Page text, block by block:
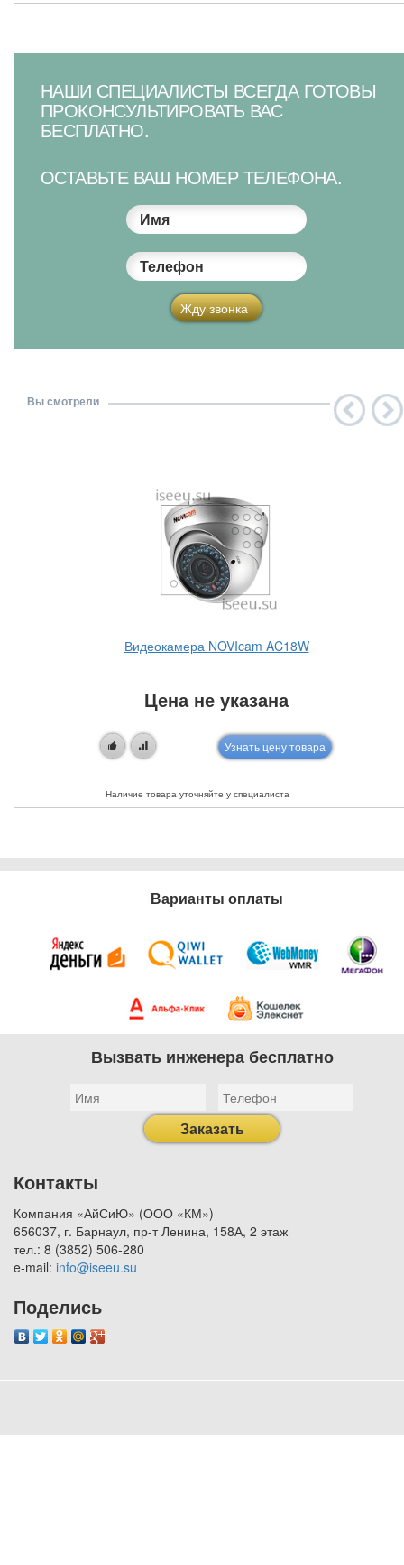
НАШИ СПЕЦИАЛИСТЫ ВСЕГДА ГОТОВЫ
ПРОКОНСУЛЬТИРОВАТЬ ВАС
БЕСПЛАТНО.
ОСТАВЬТЕ ВАШ НОМЕР ТЕЛЕФОНА.
Имя
Телефон
Жду звонка
Вы смотрели
Видеокамера NOVIcam AC18W
Цена не указана
Узнать цену товара
Наличие товара уточняйте у специалиста
Варианты оплаты
Вызвать инженера бесплатно
Заказать
Контакты
Компания «АйСиЮ» (ООО «КМ»)
656037, г. Барнаул, пр-т Ленина, 158А, 2 этаж
тел.: 8 (3852) 506-280
e-mail: info@iseeu.su
Поделись